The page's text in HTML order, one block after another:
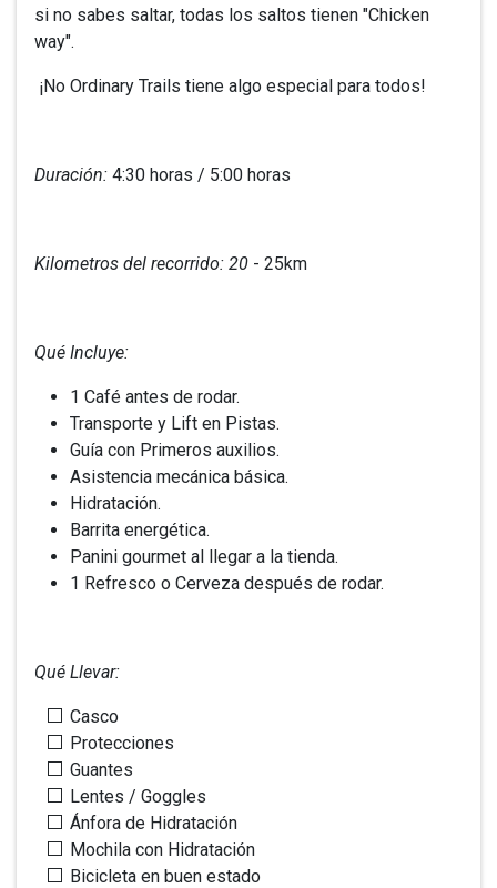
si no sabes saltar, todas los saltos tienen "Chicken
way".
¡No Ordinary Trails tiene algo especial para todos!
Duración: 4:30 horas / 5:00 horas
Kilometros del recorrido: 20 - 25km
Qué Incluye:
1 Café antes de rodar.
Transporte y Lift en Pistas.
Guía con Primeros auxilios.
Asistencia mecánica básica.
Hidratación.
Barrita energética.
Panini gourmet al llegar a la tienda.
1 Refresco o Cerveza después de rodar.
Qué Llevar:
Casco
Protecciones
Guantes
Lentes / Goggles
Ánfora de Hidratación
Mochila con Hidratación
Bicicleta en buen estado